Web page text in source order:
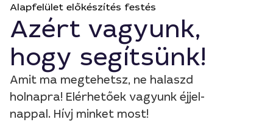
Alapfelület előkészítés festés
Azért vagyunk,
hogy segítsünk!
Amit ma megtehetsz, ne halaszd
holnapra! Elérhetőek vagyunk éjjel-
nappal. Hívj minket most!